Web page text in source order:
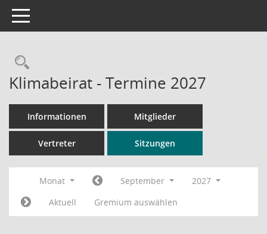
Toggle navigation
Rechercheauswahl
Klimabeirat - Termine 2027
Informationen Mitglieder
Vertreter Sitzungen
Monat September
2027
Aktuell
Gremium auswählen